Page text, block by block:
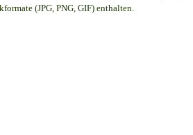
(JPG, PNG, GIF) enthalten.